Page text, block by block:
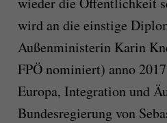
wird an die einstige
Außenministerin Karin
FPÖ nominiert) anno
Europa, Integration und
Bundesregierung von